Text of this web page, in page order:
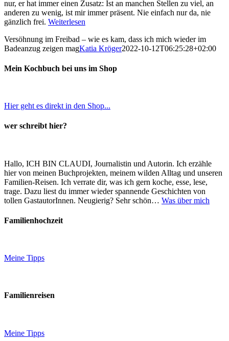
nur, er hat immer einen Zusatz: Ist an manchen Stellen zu viel, an
anderen zu wenig, ist mir immer präsent. Nie einfach nur da, nie
gänzlich frei. Weiterlesen
Versöhnung im Freibad – wie es kam, dass ich mich wieder im
Badeanzug zeigen magKatia Kröger2022-10-12T06:25:28+02:00
Mein Kochbuch bei uns im Shop
Hier geht es direkt in den Shop...
wer schreibt hier?
Hallo, ICH BIN CLAUDI, Journalistin und Autorin. Ich erzähle
hier von meinen Buchprojekten, meinem wilden Alltag und unseren
Familien-Reisen. Ich verrate dir, was ich gern koche, esse, lese,
trage. Dazu liest du immer wieder spannende Geschichten von
tollen GastautorInnen. Neugierig? Sehr schön… Was über mich
Familienhochzeit
Meine Tipps
Familienreisen
Meine Tipps